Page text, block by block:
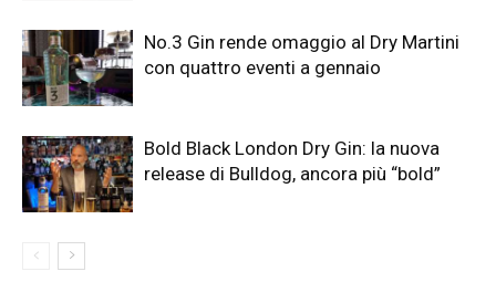
No.3 Gin rende omaggio al Dry Martini
con quattro eventi a gennaio
Bold Black London Dry Gin: la nuova
release di Bulldog, ancora più “bold”